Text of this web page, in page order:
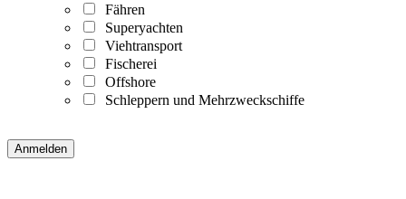
Fähren
Superyachten
Viehtransport
Fischerei
Offshore
Schleppern und Mehrzweckschiffe